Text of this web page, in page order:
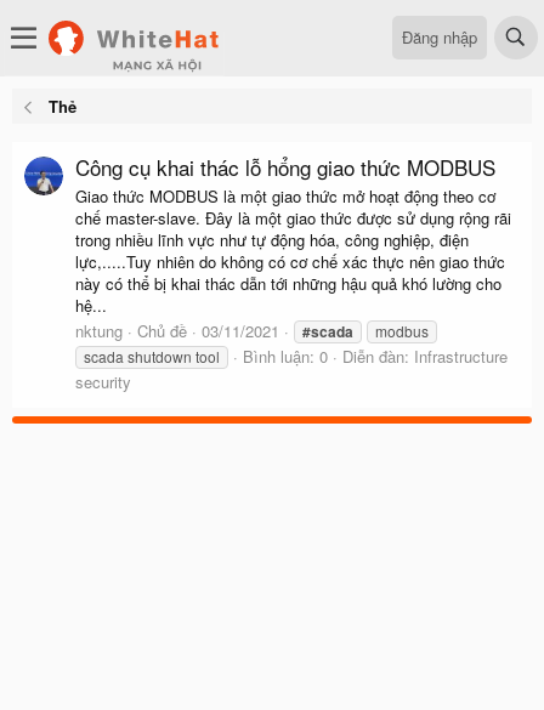
Đăng nhập
Thẻ
Công cụ khai thác lỗ hổng giao thức MODBUS
Giao thức MODBUS là một giao thức mở hoạt động theo cơ
chế master-slave. Đây là một giao thức được sử dụng rộng rãi
trong nhiều lĩnh vực như tự động hóa, công nghiệp, điện
lực,.....Tuy nhiên do không có cơ chế xác thực nên giao thức
này có thể bị khai thác dẫn tới những hậu quả khó lường cho
hệ...
nktung
Chủ đề 03/11/2021 #scada
modbus
scada shutdown tool
Bình luận: 0 Diễn đàn: Infrastructure
security